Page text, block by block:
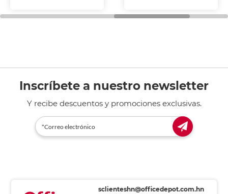
Inscríbete a nuestro newsletter
Y recibe descuentos y promociones exclusivas.
sclienteshn@officedepot.com.hn